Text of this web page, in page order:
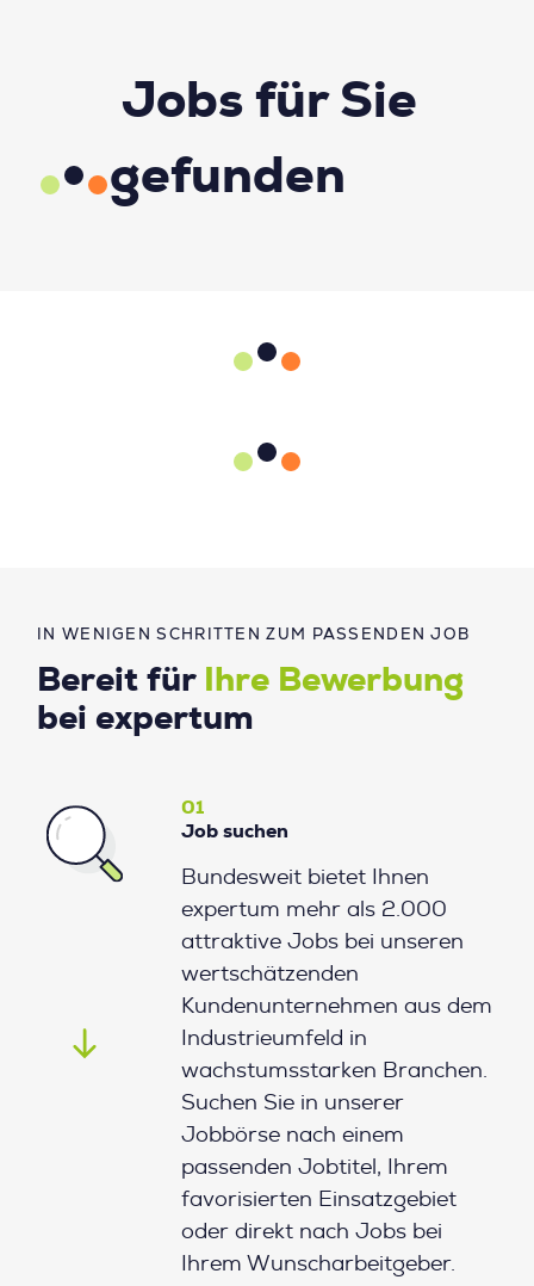
IN WENIGEN SCHRITTEN ZUM PASSENDEN JOB
Bereit für
Ihre Bewerbung
bei expertum
01
Job suchen
Bundesweit bietet Ihnen
expertum mehr als 2.000
attraktive Jobs bei unseren
wertschätzenden
Kundenunternehmen aus dem
Industrieumfeld in
wachstumsstarken Branchen.
Suchen Sie in unserer
Jobbörse nach einem
passenden Jobtitel, Ihrem
favorisierten Einsatzgebiet
oder direkt nach Jobs bei
Ihrem Wunscharbeitgeber.